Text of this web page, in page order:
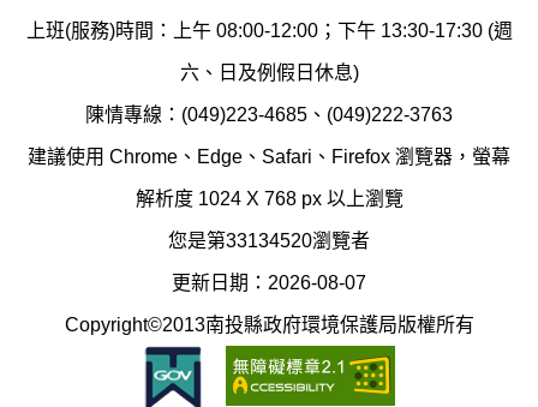
保
局
圖
染
制
科
(南
上班(服務)時間：上午 08:00-12:00；下午 13:30-17:30 (週
六、日及例假日休息)
陳情專線：(049)223-4685、(049)222-3763
建議使用 Chrome、Edge、Safari、Firefox 瀏覽器，螢幕
解析度 1024 X 768 px 以上瀏覽
您是第33134520瀏覽者
更新日期：2026-08-07
Copyright©2013南投縣政府環境保護局版權所有